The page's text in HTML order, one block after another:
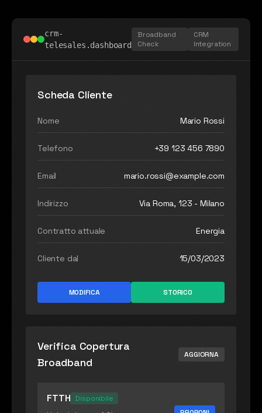
crm-
telesales.dashboard
Broadband
Check
CRM
Integration
Scheda Cliente
Nome Mario Rossi
Telefono +39 123 456 7890
Email mario.rossi@example.com
Indirizzo Via Roma, 123 - Milano
Contratto attuale Energia
Cliente dal 15/03/2023
MODIFICA STORICO
Verifica Copertura
Broadband
AGGIORNA
FTTH Disponibile